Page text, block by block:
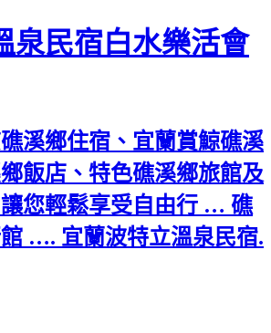
泉民宿白水樂活會
溪鄉住宿、宜蘭賞鯨礁溪
飯店、特色礁溪鄉旅館及
您輕鬆享受自由行 … 礁
…. 宜蘭波特立溫泉民宿.